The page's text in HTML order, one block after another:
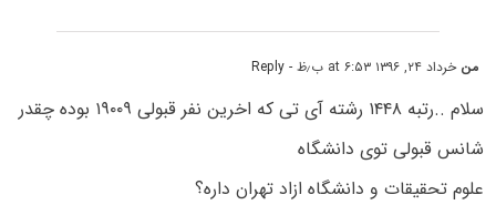
من خرداد ۲۴, ۱۳۹۶ at ۶:۵۳ ب٫ظ - Reply
سلام ..رتبه ۱۴۴۸ رشته آی تی که اخرین نفر قبولی ۱۹۰۰۹ بوده چقدر
شانس قبولی توی دانشگاه
علوم تحقیقات و دانشگاه ازاد تهران داره؟